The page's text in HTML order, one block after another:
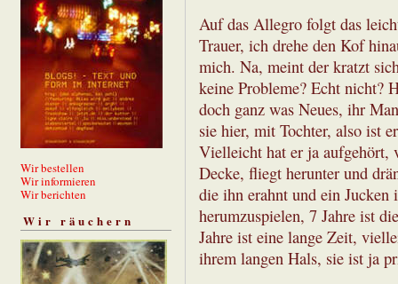
Wir bestellen
Wir informieren
Wir berichten
Wir räuchern
Auf das Allegro folgt das
Trauer, ich drehe den Kof
mich. Na, meint der kratzt
keine Probleme? Echt nicht?
doch ganz was Neues, ihr
sie hier, mit Tochter, also ist
Vielleicht hat er ja aufgehört,
Decke, fliegt herunter und
die ihn erahnt und ein Jucken
herumzuspielen, 7 Jahre ist
Jahre ist eine lange Zeit,
ihrem langen Hals, sie ist ja